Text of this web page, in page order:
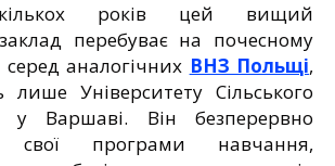
років цей вищий
перебуває на почесному
серед аналогічних ВНЗ Польщі,
лише Університету Сільського
у Варшаві. Він безперервно
свої програми навчання,